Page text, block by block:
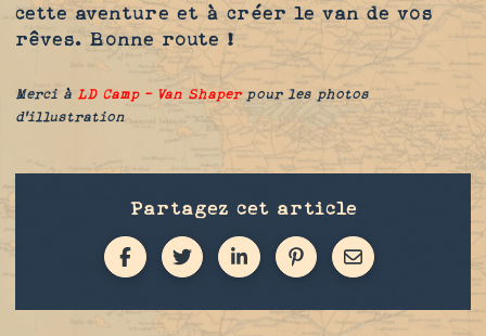
cette aventure et à créer le van de vos
rêves. Bonne route !
Merci à LD Camp - Van Shaperpour les photos
d'illustration
Partagez cet article